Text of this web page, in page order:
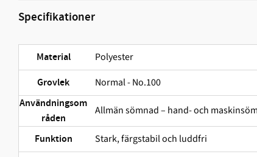
Specifikationer
Material Polyester
Grovlek Normal - No.100
Användningsom
råden
Allmän sömnad – hand- och
Funktion Stark, färgstabil och ludd­fri